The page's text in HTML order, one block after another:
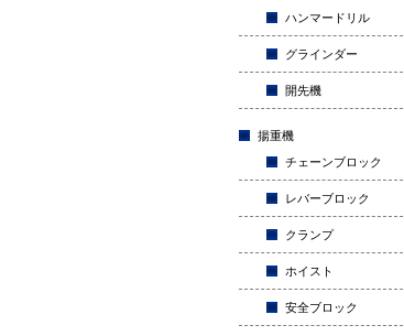
ハンマードリル
グラインダー
開先機
揚重機
チェーンブロック
レバーブロック
クランプ
ホイスト
安全ブロック